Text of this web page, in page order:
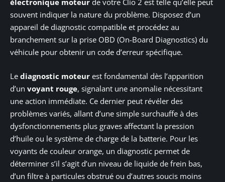
électronique moteur de votre Clio 2 est telle qu’elle peut
souvent indiquer la nature du problème. Disposez d’un
appareil de diagnostic compatible et procédez au
branchement sur la prise OBD (On-Board Diagnostics) du
véhicule pour obtenir un code d’erreur spécifique.
Le diagnostic moteur est fondamental dès l’apparition
d’un voyant rouge, signalant une anomalie nécessitant
une action immédiate. Ce dernier peut révéler des
problèmes variés, allant d’une simple surchauffe à des
dysfonctionnements plus graves affectant la pression
d’huile ou le système de charge de la batterie. Pour les
voyants de couleur orange, un diagnostic permet de
déterminer s’il s’agit d’un niveau de liquide de frein bas,
d’un filtre à particules obstrué ou d’autres soucis moins